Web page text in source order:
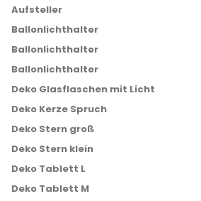
Aufsteller
Ballonlichthalter
Ballonlichthalter
Ballonlichthalter
Deko Glasflaschen mit Licht
Deko Kerze Spruch
Deko Stern groß
Deko Stern klein
Deko Tablett L
Deko Tablett M